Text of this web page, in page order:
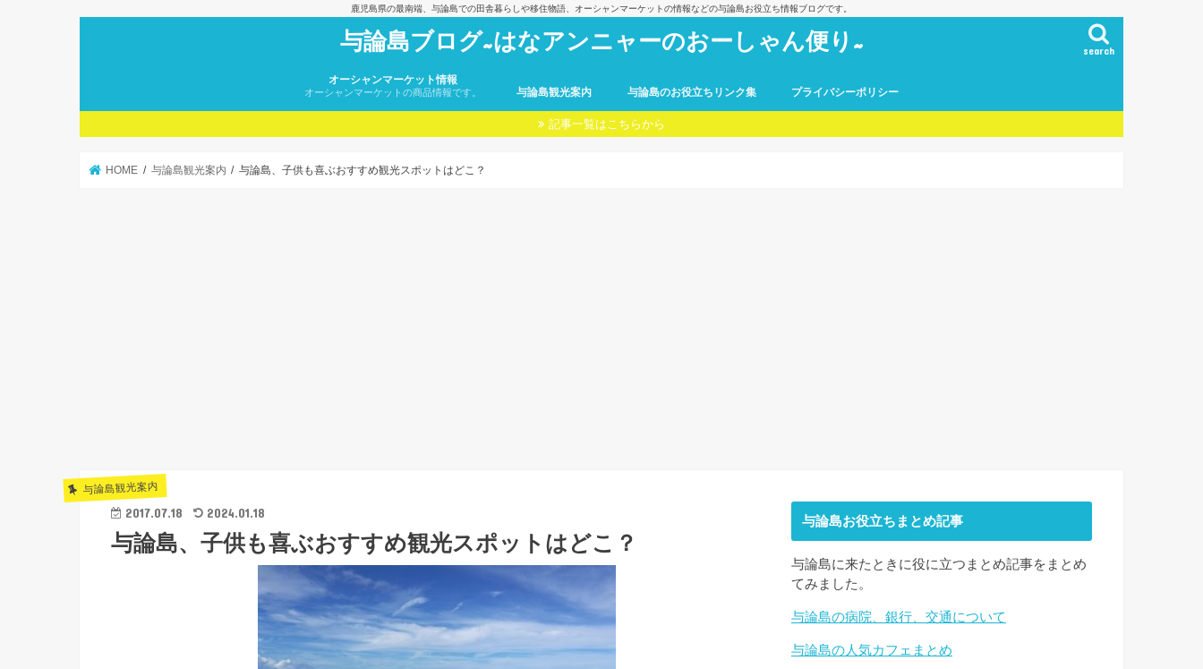
鹿児島県の最南端、与論島での田舎暮らしや移住物語、オーシャンマーケットの情報などの与論島お役立ち情報ブログです。
与論島ブログ~はなアンニャーのおーしゃん便り~ search
オーシャンマーケット情報
オーシャンマーケットの商品情報です。 与論島観光案内 与論島のお役立ちリンク集 プライバシーポリシー
記事一覧はこちらから
HOME 与論島観光案内 与論島、子供も喜ぶおすすめ観光スポットはどこ？
与論島観光案内
2017.07.18 2024.01.18
与論島、子供も喜ぶおすすめ観光スポットはどこ？
与論島お役立ちまとめ記事
与論島に来たときに役に立つまとめ記事をまとめ
てみました。
与論島の病院、銀行、交通について
与論島の人気カフェまとめ